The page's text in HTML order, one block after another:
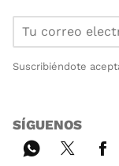
Suscribiéndote
SÍGUENOS